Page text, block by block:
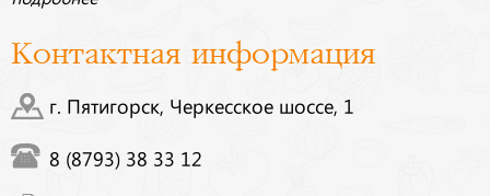
Контактная информация
г. Пятигорск, Черкесское шоссе, 1
8 (8793) 38 33 12